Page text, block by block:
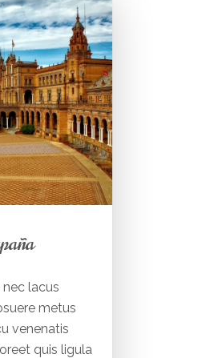
lacus
metus
venenatis
quis ligula